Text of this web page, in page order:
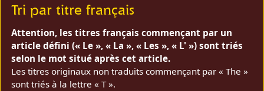
Tri par titre français
Attention, les titres français commençant par un
article défini (« Le », « La », « Les », « L' ») sont triés
selon le mot situé après cet article.
Les titres originaux non traduits commençant par « The »
sont triés à la lettre « T ».